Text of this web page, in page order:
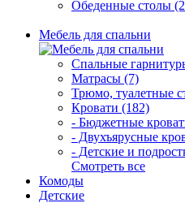
Обеденные столы
Мебель для спальни
Спальные
Матрасы (7)
Трюмо, туалетные
Кровати (182)
- Бюджетные
- Двухъярусные
- Детские и
Смотреть все
Комоды
Детские